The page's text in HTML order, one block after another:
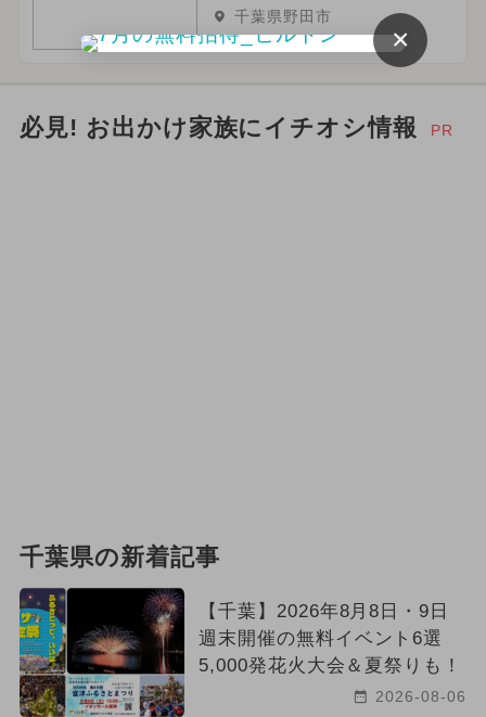
千葉県野田市
必見! お出かけ家族にイチオシ情報 PR
千葉県の新着記事
【千葉】2026年8月8日・9日
週末開催の無料イベント6選
5,000発花火大会＆夏祭りも！
2026-08-06
×